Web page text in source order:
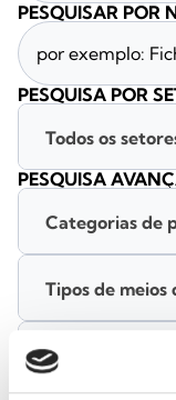
PESQUISAR POR
PESQUISA POR
Todos os
PESQUISA
Todas as línguas